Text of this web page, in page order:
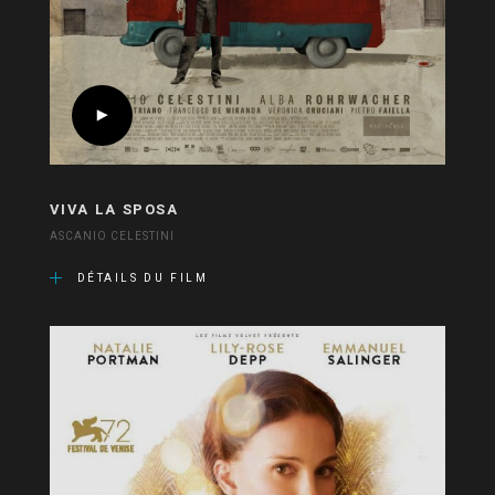
VIVA LA SPOSA
ASCANIO CELESTINI
DÉTAILS DU FILM